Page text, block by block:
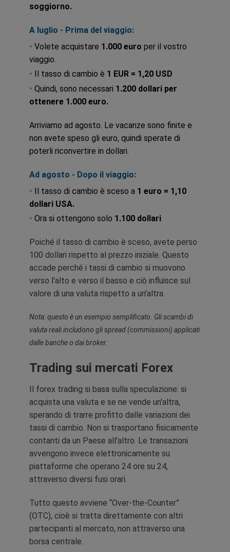
soggiorno.
A luglio - Prima del viaggio:
• Volete acquistare 1.000 euro per il vostro
viaggio.
•
Il tasso di cambio è 1 EUR = 1,20 USD
• Quindi, sono necessari 1.200 dollari per
ottenere 1.000 euro.
Arriviamo ad agosto. Le vacanze sono finite e
non avete speso gli euro, quindi sperate di
poterli riconvertire in dollari.
Ad agosto - Dopo il viaggio:
• Il tasso di cambio è sceso a 1 euro = 1,10
dollari USA.
• Ora si ottengono solo 1.100 dollari
Poiché il tasso di cambio è sceso, avete perso
100 dollari rispetto al prezzo iniziale. Questo
accade perché i tassi di cambio si muovono
verso l'alto e verso il basso e ciò influisce sul
valore di una valuta rispetto a un'altra.
Nota: questo è un esempio semplificato. Gli scambi di
valuta reali includono gli spread (commissioni) applicati
dalle banche o dai broker.
Trading sui mercati Forex
Il forex trading si basa sulla speculazione: si
acquista una valuta e se ne vende un'altra,
sperando di trarre profitto dalle variazioni dei
tassi di cambio. Non si trasportano fisicamente
contanti da un Paese all'altro. Le transazioni
avvengono invece elettronicamente su
piattaforme che operano 24 ore su 24,
attraverso diversi fusi orari.
Tutto questo avviene “Over-the-Counter”
(OTC), cioè si tratta direttamente con altri
partecipanti al mercato, non attraverso una
borsa centrale.